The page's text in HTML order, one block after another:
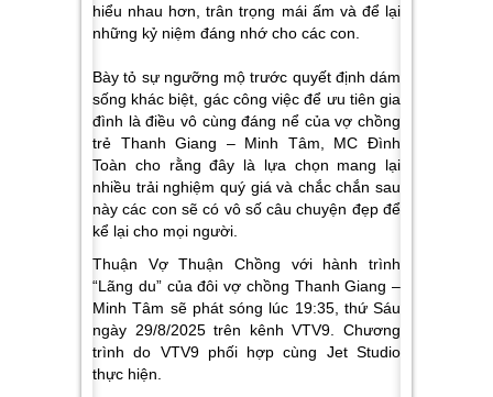
hiểu nhau hơn, trân trọng mái ấm và để lại
những kỷ niệm đáng nhớ cho các con.
Bày tỏ sự ngưỡng mộ trước quyết định dám
sống khác biệt, gác công việc để ưu tiên gia
đình là điều vô cùng đáng nể của vợ chồng
trẻ Thanh Giang – Minh Tâm, MC Đình
Toàn cho rằng đây là lựa chọn mang lại
nhiều trải nghiệm quý giá và chắc chắn sau
này các con sẽ có vô số câu chuyện đẹp để
kể lại cho mọi người.
Thuận Vợ Thuận Chồng với hành trình
“Lãng du” của đôi vợ chồng Thanh Giang –
Minh Tâm sẽ phát sóng lúc 19:35, thứ Sáu
ngày 29/8/2025 trên kênh VTV9. Chương
trình do VTV9 phối hợp cùng Jet Studio
thực hiện.